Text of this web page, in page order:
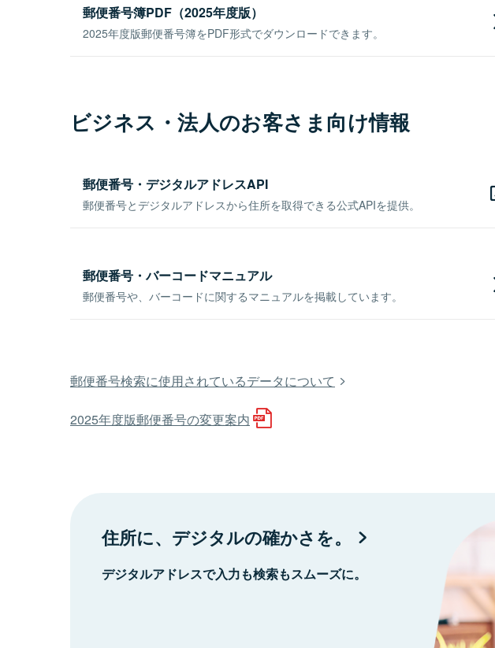
郵便番号簿PDF（2025年度版）
2025年度版郵便番号簿をPDF形式でダウンロードできます。
ビジネス・法人のお客さま向け情報
郵便番号・デジタルアドレスAPI
郵便番号とデジタルアドレスから住所を取得できる公式APIを提供。
郵便番号・バーコードマニュアル
郵便番号や、バーコードに関するマニュアルを掲載しています。
郵便番号検索に使用されているデータについて
2025年度版郵便番号の変更案内
住所に、デジタルの確かさを。
デジタルアドレスで入力も検索もスムーズに。